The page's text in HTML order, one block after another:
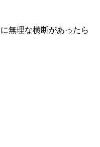
無理な横断があったら